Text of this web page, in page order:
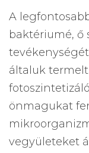
A
baktériumé, ő
általuk
önmagukat
vegyületeket